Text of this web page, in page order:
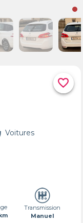
favorite_border
Voitures
Transmission
Manuel